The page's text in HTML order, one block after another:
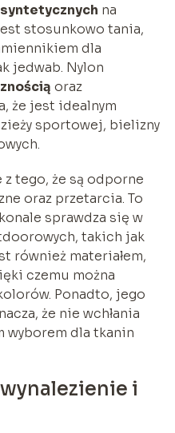
na
stosunkowo tania,
dla
jedwab. Nylon
oraz
że jest idealnym
sportowej, bielizny
z tego, że są odporne
oraz przetarcia. To
sprawdza się w
takich jak
również materiałem,
czemu można
Ponadto, jego
że nie wchłania
wyborem dla tkanin
i